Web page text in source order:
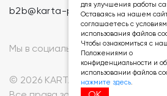
b2b@karta-podarkov.ru
© 2026 KARTA-PODARKOV.RU.
Мы в социальных сетях:
для улучшения работы
Оставаясь на нашем
соглашаетесь с
использования файлов
Чтобы ознакомиться с
Положениями о
конфиденциальности и об
использовании файлов
нажмите здесь.